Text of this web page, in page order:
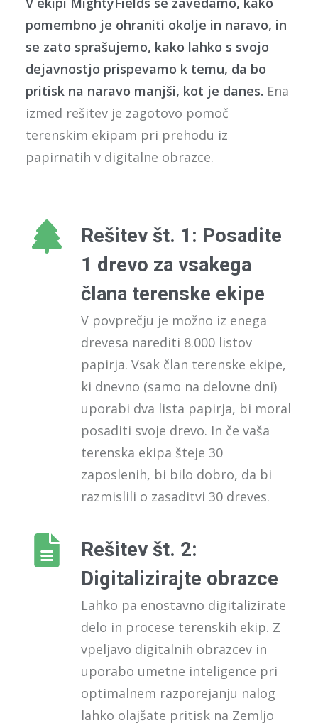
pomembno je ohraniti okolje in naravo, in
se zato sprašujemo, kako lahko s svojo
dejavnostjo prispevamo k temu, da bo
pritisk na naravo manjši, kot je danes. Ena
izmed rešitev je zagotovo pomoč
terenskim ekipam pri prehodu iz
papirnatih v digitalne obrazce.
Rešitev št. 1: Posadite
1 drevo za vsakega
člana terenske ekipe
V povprečju je možno iz enega
drevesa narediti 8.000 listov
papirja. Vsak član terenske ekipe,
ki dnevno (samo na delovne dni)
uporabi dva lista papirja, bi moral
posaditi svoje drevo. In če vaša
terenska ekipa šteje 30
zaposlenih, bi bilo dobro, da bi
razmislili o zasaditvi 30 dreves.
Rešitev št. 2:
Digitalizirajte obrazce
Lahko pa enostavno digitalizirate
delo in procese terenskih ekip. Z
vpeljavo digitalnih obrazcev in
uporabo umetne inteligence pri
optimalnem razporejanju nalog
lahko olajšate pritisk na Zemljo